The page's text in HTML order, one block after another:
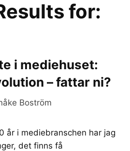
for:
i mediehuset:
– fattar ni?
Boström
år i mediebranschen har jag
det finns få